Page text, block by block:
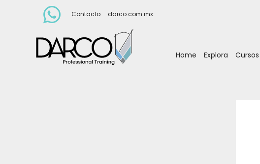
Contacto darco.com.mx
Home Explora Cursos